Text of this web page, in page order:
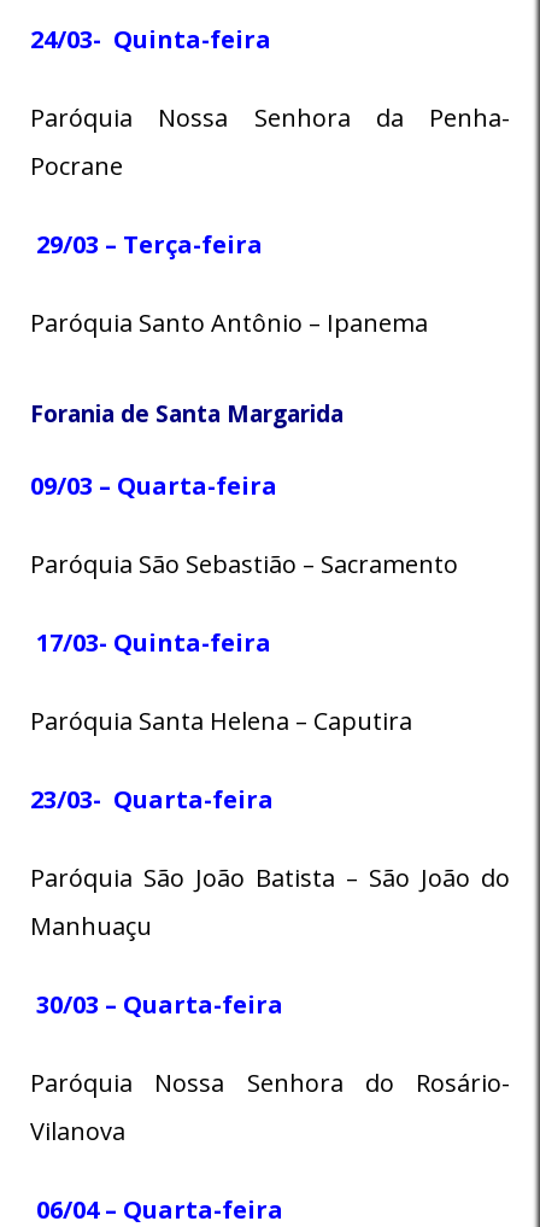
24/03- Quinta-feira
Paróquia Nossa Senhora da Penha-
Pocrane
29/03 – Terça-feira
Paróquia Santo Antônio – Ipanema
Forania de Santa Margarida
09/03 – Quarta-feira
Paróquia São Sebastião – Sacramento
17/03- Quinta-feira
Paróquia Santa Helena – Caputira
23/03- Quarta-feira
Paróquia São João Batista – São João do
Manhuaçu
30/03 – Quarta-feira
Paróquia Nossa Senhora do Rosário-
Vilanova
06/04 – Quarta-feira